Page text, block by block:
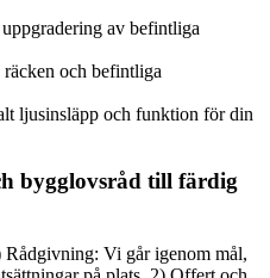
av befintliga
och befintliga
ljusinsläpp och funktion för din
bygglovsråd till färdig
Vi går igenom mål,